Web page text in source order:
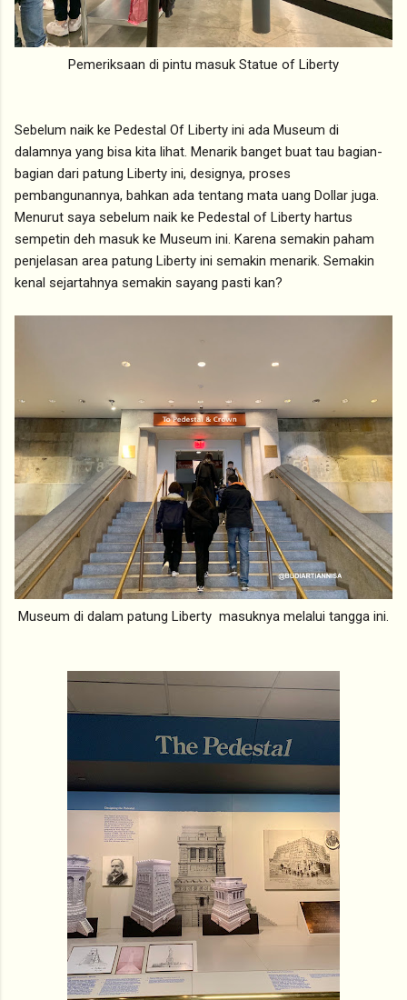
Pemeriksaan di pintu masuk Statue of Liberty
Sebelum naik ke Pedestal Of Liberty ini ada Museum di
dalamnya yang bisa kita lihat. Menarik banget buat tau bagian-
bagian dari patung Liberty ini, designya, proses
pembangunannya, bahkan ada tentang mata uang Dollar juga.
Menurut saya sebelum naik ke Pedestal of Liberty hartus
sempetin deh masuk ke Museum ini. Karena semakin paham
penjelasan area patung Liberty ini semakin menarik. Semakin
kenal sejartahnya semakin sayang pasti kan?
Museum di dalam patung Liberty masuknya melalui tangga ini.